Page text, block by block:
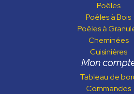
Poêles
Poêles à Bois
Poêles à
Cheminées
Cuisinières
Mon
Tableau de
Commandes